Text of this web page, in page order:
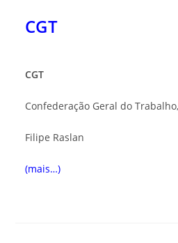
CGT
CGT
Confederação Geral do
Filipe Raslan
(mais…)